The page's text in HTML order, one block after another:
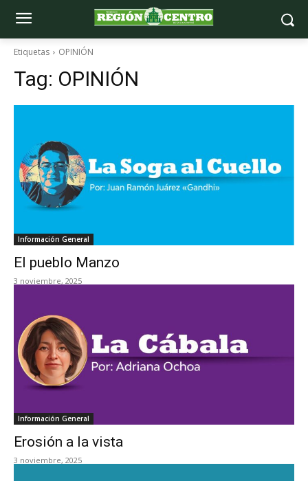
Etiquetas OPINIÓN
Tag: OPINIÓN
Información General
El pueblo Manzo
3 noviembre, 2025
Información General
Erosión a la vista
3 noviembre, 2025